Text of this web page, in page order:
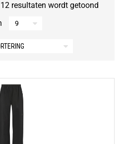
resultaten wordt getoond